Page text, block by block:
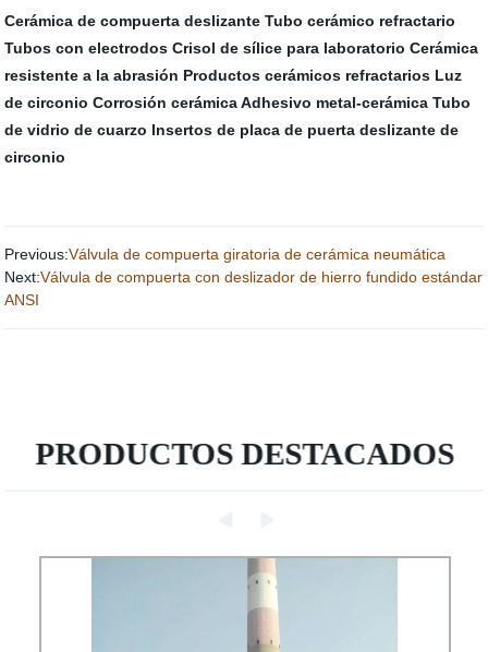
Cerámica de compuerta deslizante Tubo cerámico refractario
Tubos con electrodos Crisol de sílice para laboratorio Cerámica
resistente a la abrasión Productos cerámicos refractarios Luz
de circonio Corrosión cerámica Adhesivo metal-cerámica Tubo
de vidrio de cuarzo Insertos de placa de puerta deslizante de
circonio
Previous:Válvula de compuerta giratoria de cerámica neumática
Next:Válvula de compuerta con deslizador de hierro fundido estándar
ANSI
PRODUCTOS DESTACADOS